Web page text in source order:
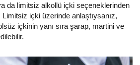
da limitsiz alkollü içki seçeneklerinden
Limitsiz içki üzerinde anlaştıysanız,
içkinin yanı sıra şarap, martini ve